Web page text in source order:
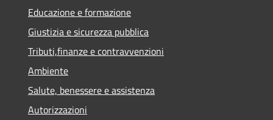
Educazione e formazione
Giustizia e sicurezza pubblica
Tributi,finanze e contravvenzioni
Ambiente
Salute, benessere e assistenza
Autorizzazioni